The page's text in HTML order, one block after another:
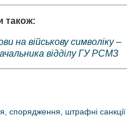
також:
на військову символіку –
відділу ГУ РСМЗ
, спорядження, штрафні санкції